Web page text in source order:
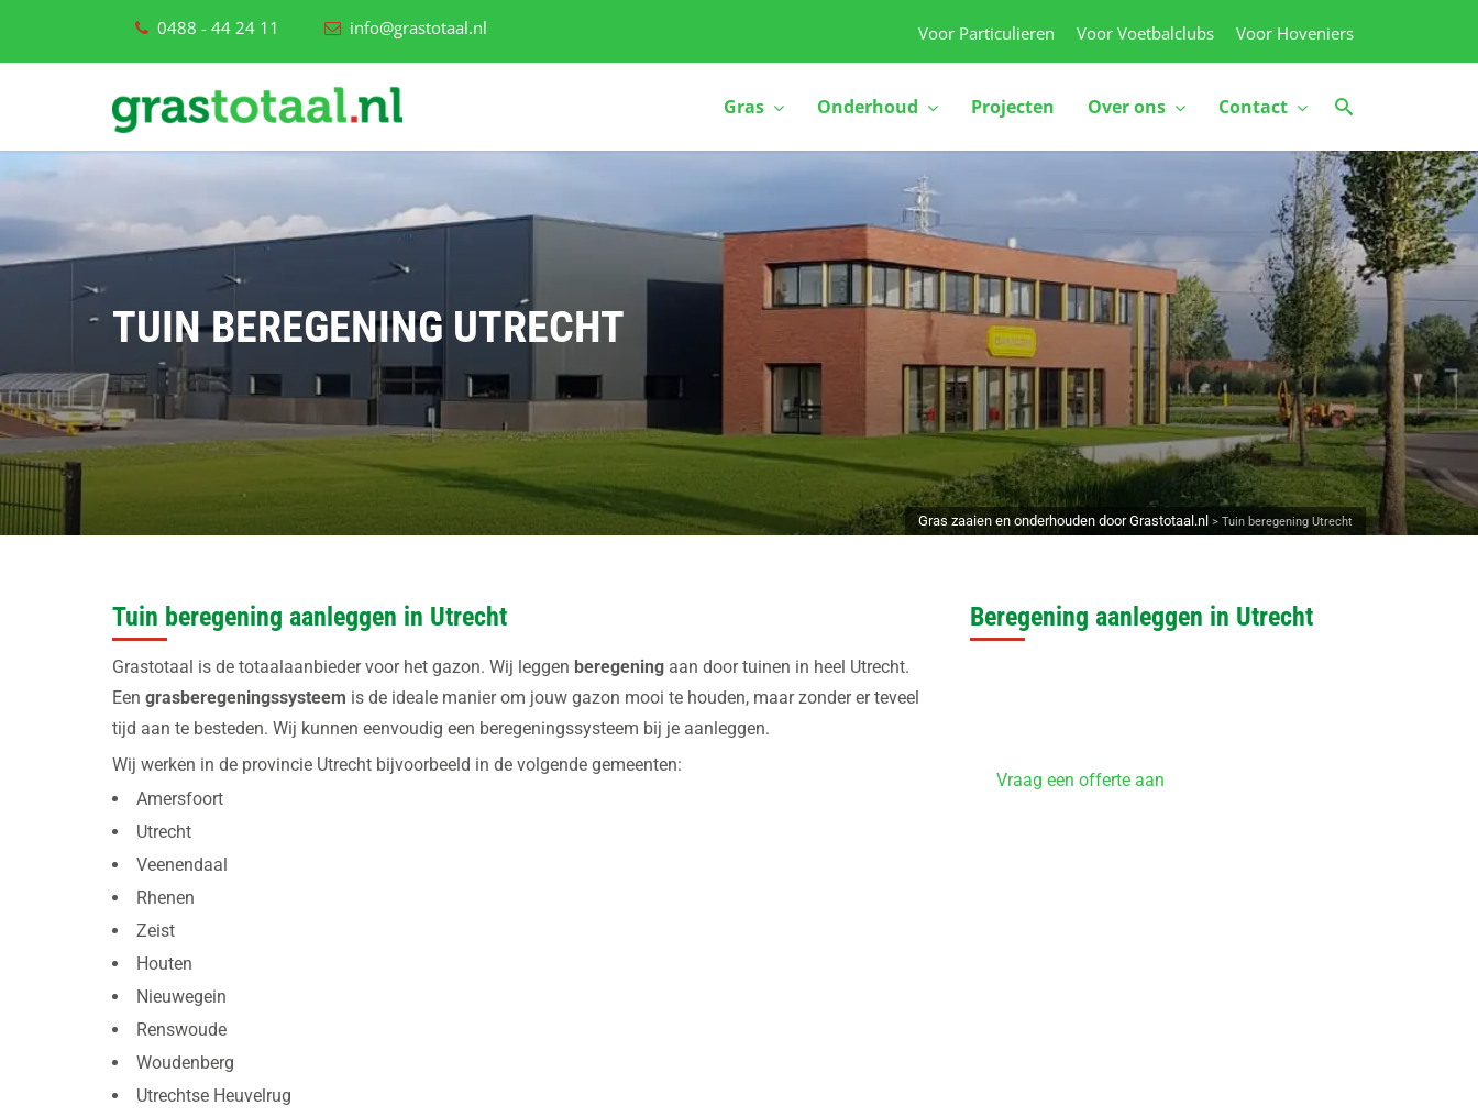
0488 - 44 24 11 info@grastotaal.nl Voor Particulieren Voor Voetbalclubs Voor Hoveniers
Gras Onderhoud Projecten Over ons Contact
TUIN BEREGENING UTRECHT
Gras zaaien en onderhouden door Grastotaal.nl > Tuin beregening Utrecht
Tuin beregening aanleggen in Utrecht
Grastotaal is de totaalaanbieder voor het gazon. Wij leggen beregening aan door tuinen in heel Utrecht.
Een grasberegeningssysteem is de ideale manier om jouw gazon mooi te houden, maar zonder er teveel
tijd aan te besteden. Wij kunnen eenvoudig een beregeningssysteem bij je aanleggen.
Wij werken in de provincie Utrecht bijvoorbeeld in de volgende gemeenten:
Amersfoort
Utrecht
Veenendaal
Rhenen
Zeist
Houten
Nieuwegein
Renswoude
Woudenberg
Utrechtse Heuvelrug
Beregening aanleggen in Utrecht
Vraag een offerte aan